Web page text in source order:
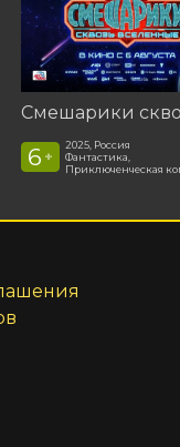
6 +
2025, Россия
Фантастика,
Приключенческая